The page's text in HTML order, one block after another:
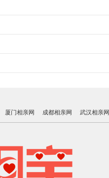
厦门相亲网 成都相亲网 武汉相亲网